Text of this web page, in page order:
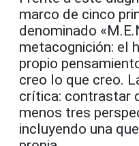
marco de cinco
denominado
metacognición: el
propio
creo lo que creo.
crítica: contrastar
menos tres
incluyendo una